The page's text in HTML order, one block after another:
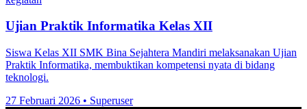
Ujian Praktik Informatika Kelas XII
Siswa Kelas XII SMK Bina Sejahtera Mandiri melaksanakan Ujian
Praktik Informatika, membuktikan kompetensi nyata di bidang
teknologi.
27 Februari 2026 • Superuser